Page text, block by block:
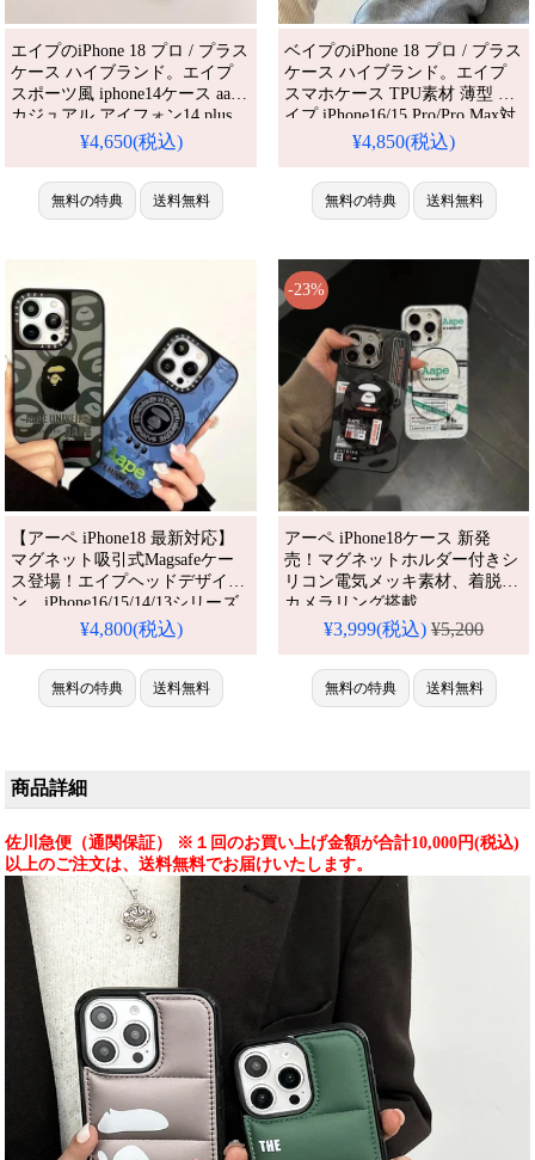
エイプのiPhone 18 プロ / プラス
ケース ハイブランド。エイプ
スポーツ風 iphone14ケース aape
カジュアル アイフォン14 plus
スマホケース Aape 流行り
ランド字母プリント アイフォー
ン13/13promax保護ケース。芸
能人も愛用する人気アイテム。
も格安
¥4,650(税込)
無料の特典 送料無料
ベイプのiPhone 18 プロ / プラス
ケース ハイブランド。エイプ
スマホケース TPU素材 薄型 エ
イプ iPhone16/15 Pro/Pro Max対
応。芸能人も愛用する人気アイ
かわいい。おしゃれでシンプ
ル、しかも格安。流行りのデザ
インをおすすめ。
¥4,850(税込)
無料の特典 送料無料
【アーペ iPhone18 最新対応】
マグネット吸引式Magsafeケー
ス登場！エイプヘッドデザイ
ン、iPhone16/15/14/13シリーズ
全機種対応。芸能人御用達のス
機能で安心。かわいくて多機能
なスタイルが今流行り、格安で
ゲット。iPhone17pro/16promax
¥4,800(税込)
無料の特典 送料無料
-23%
アーペ iPhone18ケース 新発
売！マグネットホルダー付きシ
リコン電気メッキ素材、着脱式
カメラリング搭載。
iPhone16/16pro/16promax/16plus/
全機種対応。芸能人も愛用する
多機能Magsafe仕様。かわいい
透明・半透明スタイルが流行
¥3,999(税込)¥5,200
無料の特典 送料無料
商品詳細
佐川急便（通関保証） ※１回のお買い上げ金額が合計10,000円(税込)
以上のご注文は、送料無料でお届けいたします。